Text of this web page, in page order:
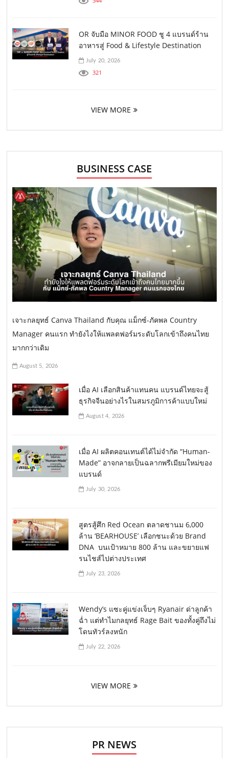
OR จับมือ MINOR FOOD ชู 4 แบรนด์ร้าน
อาหารสู่ Food & Lifestyle Destination
July 20, 2026
321
VIEW MORE
BUSINESS CASE
เจาะกลยุทธ์ Canva Thailand กับคุณ แม็กซ์-ภัคพล Country
Manager คนแรก ทำยังไงให้แพลตฟอร์มระดับโลกเข้าถึงคนไทย
มากกว่าเดิม
August 5, 2026
เมื่อ AI เลือกสินค้าแทนคน แบรนด์ไทยจะสู้
ธุรกิจจีนอย่างไรในสมรภูมิการค้าแบบใหม่
August 4, 2026
เมื่อ AI ผลิตคอนเทนต์ได้ไม่จำกัด “Human-
Made” อาจกลายเป็นฉลากพรีเมียมใหม่ของ
แบรนด์
July 30, 2026
สูตรสู้ศึก Red Ocean ตลาดชานม 6,000
ล้าน ‘BEARHOUSE’ เลือกชนะด้วย Brand
DNA บนเป้าหมาย 800 ล้าน และขยายแฟ
รนไชส์ไปต่างประเทศ
July 23, 2026
Wendy’s แซะคู่แข่งเจ็บๆ Ryanair ด่าลูกค้า
ฉ่ำ แต่ทำไมกลยุทธ์ Rage Bait ของทั้งคู่ถึงไม่
โดนทัวร์ลงหนัก
July 22, 2026
VIEW MORE
PR NEWS